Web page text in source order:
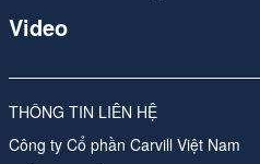
THÔNG TIN LIÊN HỆ
Công ty Cổ phần Carvill Việt Nam
Video